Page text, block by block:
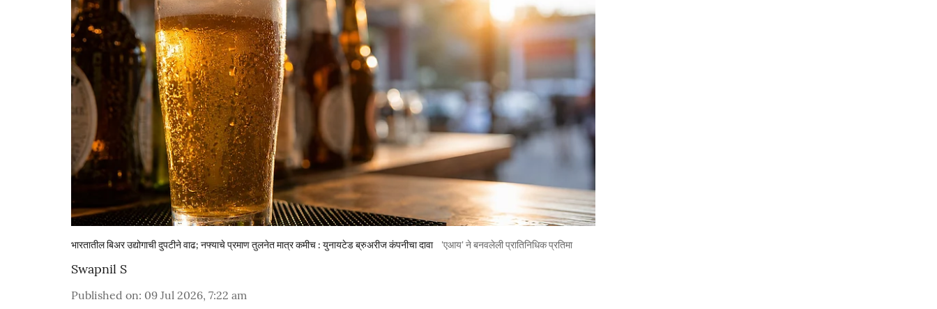
भारतातील बिअर उद्योगाची दुपटीने वाढ; नफ्याचे प्रमाण तुलनेत मात्र कमीच : युनायटेड ब्रुअरीज कंपनीचा दावा 'एआय' ने बनवलेली प्रातिनिधिक प्रतिमा
Swapnil S
Published on: 09 Jul 2026, 7:22 am